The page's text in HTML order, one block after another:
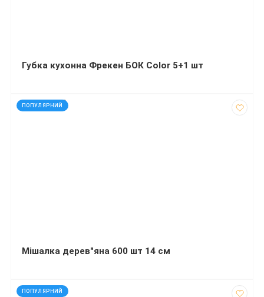
Губка кухонна Фрекен БОК Color 5+1 шт
ПОПУЛЯРНИЙ
код: 2030023
Мішалка дерев"яна 600 шт 14 см
ПОПУЛЯРНИЙ
код: 607608